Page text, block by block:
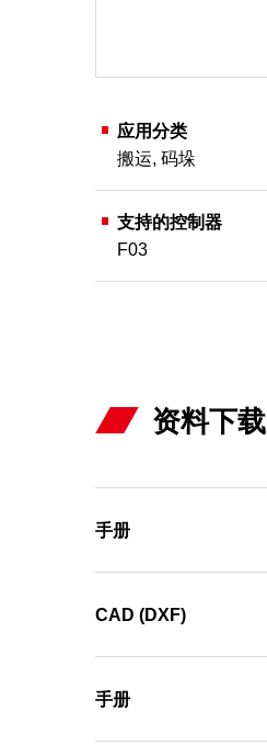
应用分类
搬运, 码垛
支持的控制器
F03
资料下载
手册
CAD (DXF)
手册